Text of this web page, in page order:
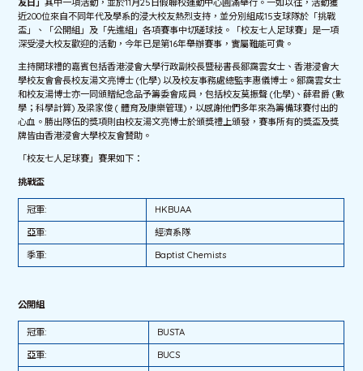
友日」其中一項活動，並於11月25日假聯校運動中心圓滿舉行。一如以往，活動獲
近200位來自不同年代及學系的浸大校友熱烈支持，並分別組成15支球隊於「挑戰
盃」、「公開組」及「先進組」各項賽事中切磋球技。「校友七人足球賽」是一項
深受浸大校友歡迎的活動，今年已是第16年舉辦賽事，實屬難能可貴。
主持開球禮的嘉賓包括香港浸會大學行政副校長暨秘書長鄒靄雲女士、香港浸會大
學校友會會長校友湯文亮博士 (化學) 以及校友事務處總監李惠儀博士。鄒靄雲女士
和校友湯博士亦一同頒贈紀念品予籌委會成員，包括校友莫振聲 (化學)、薛君爵 (數
學；科學計算) 及梁家俊 ( 體育及康樂管理)，以感謝他們多年來為籌備球賽付出的
心血。勝出隊伍的獎項則由校友湯文亮博士於頒獎禮上頒發，賽事所有的獎盃及獎
牌皆由香港浸會大學校友會贊助。
「校友七人足球賽」賽果如下：
挑戰盃
冠軍:
HKBUAA
亞軍:
經濟系隊
季軍:
Baptist Chemists
公開組
冠軍:
BUSTA
亞軍:
BUCS